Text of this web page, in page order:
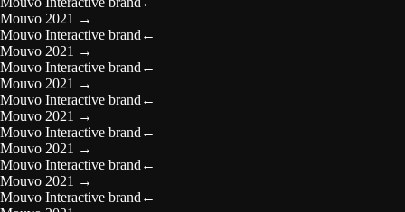
Mouvo 2021 →
Mouvo Interactive brand ←
Mouvo 2021 →
Mouvo Interactive brand ←
Mouvo 2021 →
Mouvo Interactive brand ←
Mouvo 2021 →
Mouvo Interactive brand ←
Mouvo 2021 →
Mouvo Interactive brand ←
Mouvo 2021 →
Mouvo Interactive brand ←